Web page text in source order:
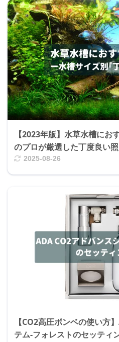
【2023年版】水草水槽にお
のプロが厳選した丁度良い
2025-08-26
【CO2高圧ボンベの使い方
テム-フォレストのセッティ